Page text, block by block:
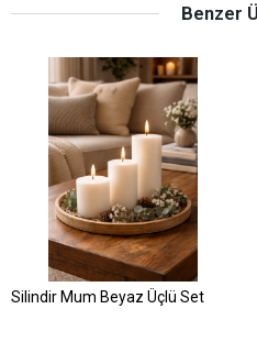
Benzer
Silindir Mum Beyaz Üçlü Set